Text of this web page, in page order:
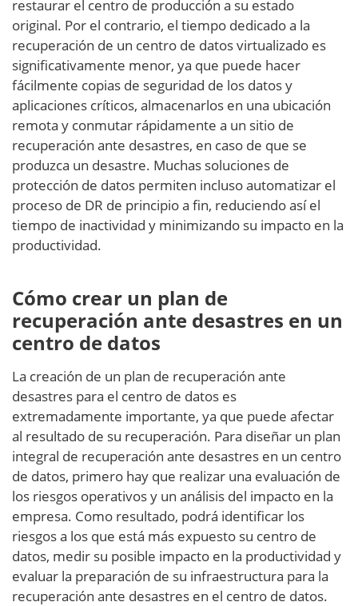
restaurar el centro de producción a su estado
original. Por el contrario, el tiempo dedicado a la
recuperación de un centro de datos virtualizado es
significativamente menor, ya que puede hacer
fácilmente copias de seguridad de los datos y
aplicaciones críticos, almacenarlos en una ubicación
remota y conmutar rápidamente a un sitio de
recuperación ante desastres, en caso de que se
produzca un desastre. Muchas soluciones de
protección de datos permiten incluso automatizar el
proceso de DR de principio a fin, reduciendo así el
tiempo de inactividad y minimizando su impacto en la
productividad.
Cómo crear un plan de
recuperación ante desastres en un
centro de datos
La creación de un plan de recuperación ante
desastres para el centro de datos es
extremadamente importante, ya que puede afectar
al resultado de su recuperación. Para diseñar un plan
integral de recuperación ante desastres en un centro
de datos, primero hay que realizar una evaluación de
los riesgos operativos y un análisis del impacto en la
empresa. Como resultado, podrá identificar los
riesgos a los que está más expuesto su centro de
datos, medir su posible impacto en la productividad y
evaluar la preparación de su infraestructura para la
recuperación ante desastres en el centro de datos.